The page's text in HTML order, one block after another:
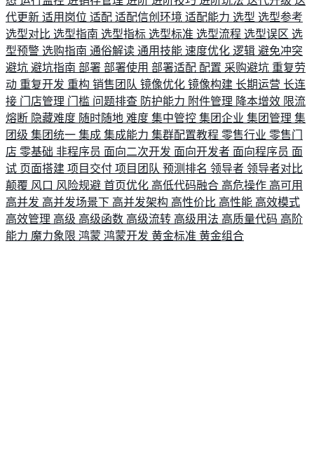
代更新 适用岗位 适配 适配信创环境 适配能力 选型 选型参考
选型对比 选型指南 选型指标 选型标准 选型流程 选型误区 选
型预警 选购指南 通俗解读 通用技能 速度优化 逻辑 避免冲突
避坑 避坑指南 部署 部署使用 部署适配 配置 采购避坑 重复劳
动 重复开发 重构 销售团队 镜像优化 镜像构建 长期运营 长连
接 门店管理 门槛 问题排查 防护能力 附件管理 降本增效 限流
熔断 隐藏难度 随时随地 难度 集中管控 集团企业 集团管理 集
团级 集团统一 集成 集成能力 集群配置教程 零售行业 零售门
店 零基础 非程序员 面向二次开发 面向开发者 面向程序员 面
试 页面搭建 项目交付 项目团队 预测排名 领导者 领导者对比
颠覆 风口 风险规避 首页优化 高低代码融合 高危操作 高可用
高并发 高并发场景下 高并发架构 高性价比 高性能 高效模式
高效管理 高级 高级函数 高级流转 高级用法 高质量代码 高阶
能力 魔力象限 鸿蒙 鸿蒙开发 黄金标准 黄金组合